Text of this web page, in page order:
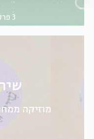
3 פרקים
מוזיקה